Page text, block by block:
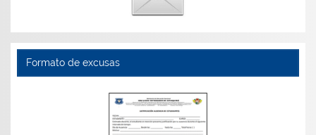
Formato de excusas